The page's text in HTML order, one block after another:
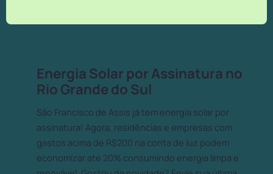
Energia Solar por Assinatura no
Rio Grande do Sul
São Francisco de Assis já tem energia solar por
assinatura! Agora, residências e empresas com
gastos acima de R$200 na conta de luz podem
economizar até 20% consumindo energia limpa e